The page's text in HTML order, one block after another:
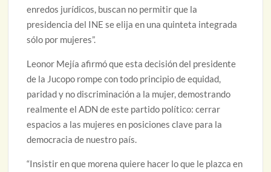
enredos jurídicos, buscan no permitir que la
presidencia del INE se elija en una quinteta integrada
sólo por mujeres”.
Leonor Mejía afirmó que esta decisión del presidente
de la Jucopo rompe con todo principio de equidad,
paridad y no discriminación a la mujer, demostrando
realmente el ADN de este partido político: cerrar
espacios a las mujeres en posiciones clave para la
democracia de nuestro país.
“Insistir en que morena quiere hacer lo que le plazca en